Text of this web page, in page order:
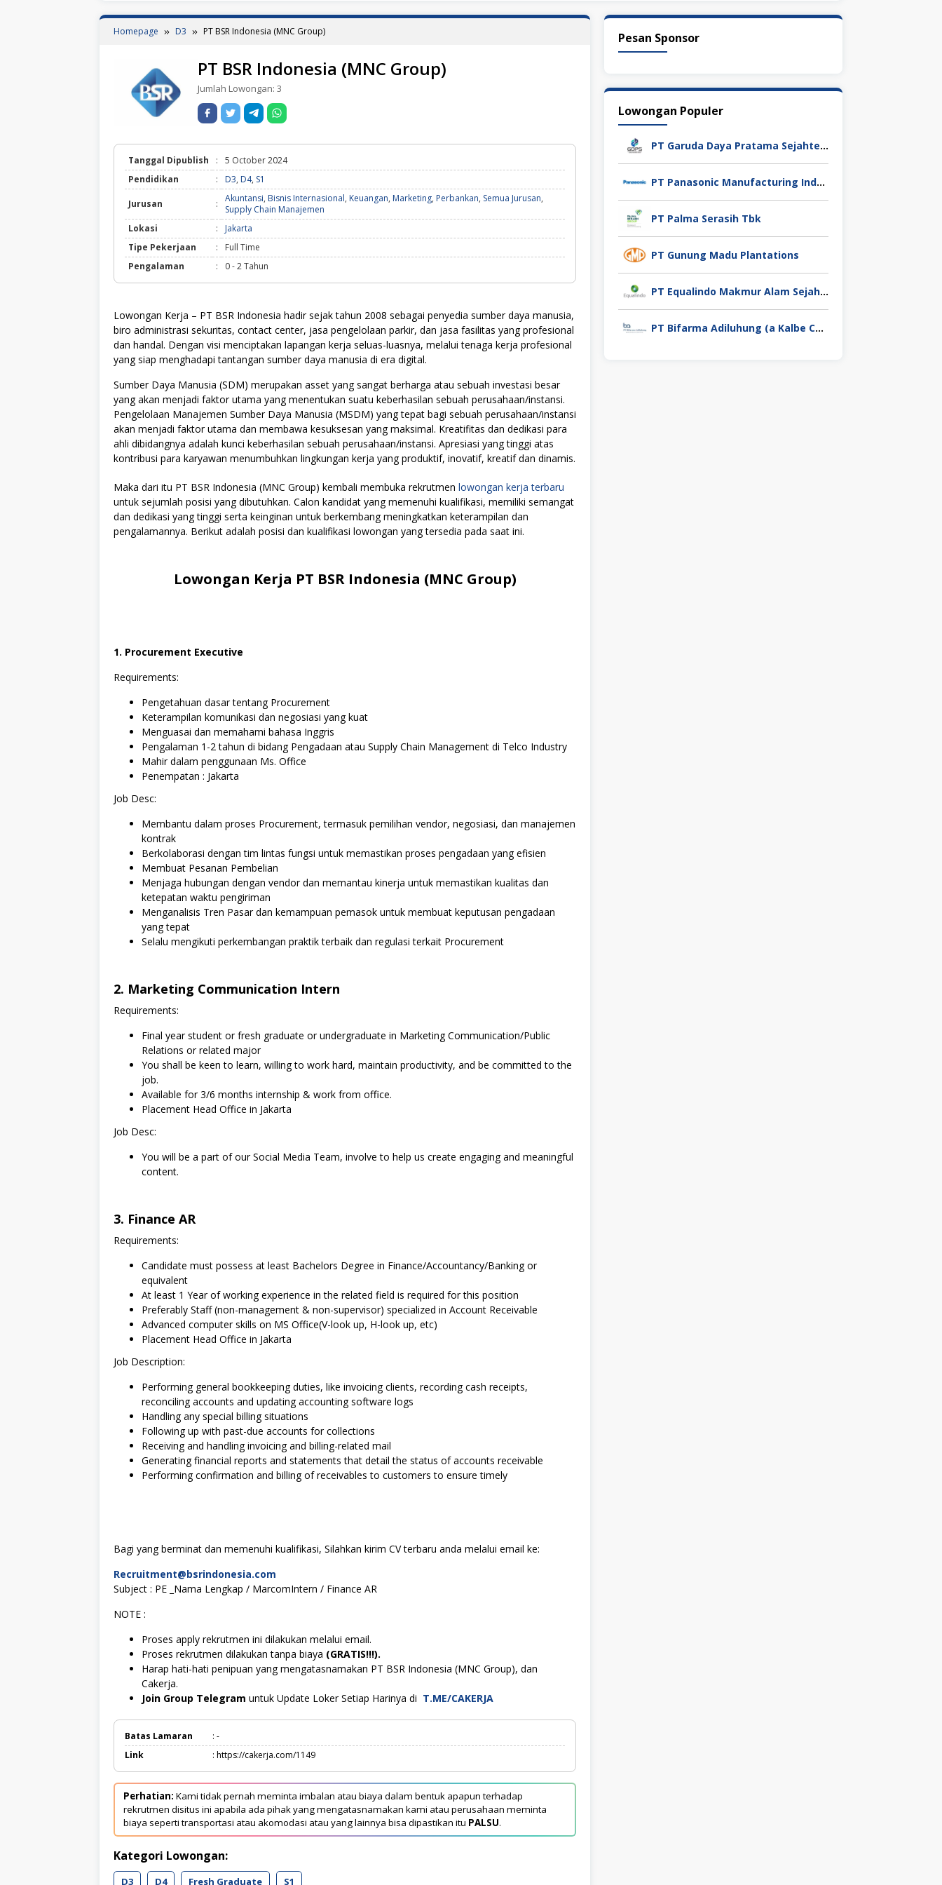
Homepage D3 PT BSR Indonesia (MNC Group)
PT BSR Indonesia (MNC Group)
Jumlah Lowongan: 3
Tanggal Dipublish :
5 October 2024
Pendidikan
: D3, D4, S1
Jurusan : Akuntansi, Bisnis Internasional, Keuangan, Marketing, Perbankan, Semua Jurusan,
Supply Chain Manajemen
Lokasi
:
Jakarta
Tipe Pekerjaan
:
Full Time
Pengalaman
: 0 - 2 Tahun
Lowongan Kerja – PT BSR Indonesia hadir sejak tahun 2008 sebagai penyedia sumber daya manusia,
biro administrasi sekuritas, contact center, jasa pengelolaan parkir, dan jasa fasilitas yang profesional
dan handal. Dengan visi menciptakan lapangan kerja seluas-luasnya, melalui tenaga kerja profesional
yang siap menghadapi tantangan sumber daya manusia di era digital.
Sumber Daya Manusia (SDM) merupakan asset yang sangat berharga atau sebuah investasi besar
yang akan menjadi faktor utama yang menentukan suatu keberhasilan sebuah perusahaan/instansi.
Pengelolaan Manajemen Sumber Daya Manusia (MSDM) yang tepat bagi sebuah perusahaan/instansi
akan menjadi faktor utama dan membawa kesuksesan yang maksimal. Kreatifitas dan dedikasi para
ahli dibidangnya adalah kunci keberhasilan sebuah perusahaan/instansi. Apresiasi yang tinggi atas
kontribusi para karyawan menumbuhkan lingkungan kerja yang produktif, inovatif, kreatif dan dinamis.
Maka dari itu PT BSR Indonesia (MNC Group) kembali membuka rekrutmen lowongan kerja terbaru
untuk sejumlah posisi yang dibutuhkan. Calon kandidat yang memenuhi kualifikasi, memiliki semangat
dan dedikasi yang tinggi serta keinginan untuk berkembang meningkatkan keterampilan dan
pengalamannya. Berikut adalah posisi dan kualifikasi lowongan yang tersedia pada saat ini.
Lowongan Kerja PT BSR Indonesia (MNC Group)
1. Procurement Executive
Requirements:
Pengetahuan dasar tentang Procurement
Keterampilan komunikasi dan negosiasi yang kuat
Menguasai dan memahami bahasa Inggris
Pengalaman 1-2 tahun di bidang Pengadaan atau Supply Chain Management di Telco Industry
Mahir dalam penggunaan Ms. Office
Penempatan : Jakarta
Job Desc:
Membantu dalam proses Procurement, termasuk pemilihan vendor, negosiasi, dan manajemen
kontrak
Berkolaborasi dengan tim lintas fungsi untuk memastikan proses pengadaan yang efisien
Membuat Pesanan Pembelian
Menjaga hubungan dengan vendor dan memantau kinerja untuk memastikan kualitas dan
ketepatan waktu pengiriman
Menganalisis Tren Pasar dan kemampuan pemasok untuk membuat keputusan pengadaan
yang tepat
Selalu mengikuti perkembangan praktik terbaik dan regulasi terkait Procurement
2. Marketing Communication Intern
Requirements:
Final year student or fresh graduate or undergraduate in Marketing Communication/Public
Relations or related major
You shall be keen to learn, willing to work hard, maintain productivity, and be committed to the
job.
Available for 3/6 months internship & work from office.
Placement Head Office in Jakarta
Job Desc:
You will be a part of our Social Media Team, involve to help us create engaging and meaningful
content.
3. Finance AR
Requirements:
Candidate must possess at least Bachelors Degree in Finance/Accountancy/Banking or
equivalent
At least 1 Year of working experience in the related field is required for this position
Preferably Staff (non-management & non-supervisor) specialized in Account Receivable
Advanced computer skills on MS Office(V-look up, H-look up, etc)
Placement Head Office in Jakarta
Job Description:
Performing general bookkeeping duties, like invoicing clients, recording cash receipts,
reconciling accounts and updating accounting software logs
Handling any special billing situations
Following up with past-due accounts for collections
Receiving and handling invoicing and billing-related mail
Generating financial reports and statements that detail the status of accounts receivable
Performing confirmation and billing of receivables to customers to ensure timely
Bagi yang berminat dan memenuhi kualifikasi, Silahkan kirim CV terbaru anda melalui email ke:
Recruitment@bsrindonesia.com
Subject : PE _Nama Lengkap / MarcomIntern / Finance AR
NOTE :
Proses apply rekrutmen ini dilakukan melalui email.
Proses rekrutmen dilakukan tanpa biaya (GRATIS!!!).
Harap hati-hati penipuan yang mengatasnamakan PT BSR Indonesia (MNC Group), dan
Cakerja.
Join Group Telegram untuk Update Loker Setiap Harinya di T.ME/CAKERJA
Batas Lamaran
: -
Link
: https://cakerja.com/1149
Perhatian: Kami tidak pernah meminta imbalan atau biaya dalam bentuk apapun terhadap
rekrutmen disitus ini apabila ada pihak yang mengatasnamakan kami atau perusahaan meminta
biaya seperti transportasi atau akomodasi atau yang lainnya bisa dipastikan itu PALSU.
Kategori Lowongan:
D3 D4 Fresh Graduate S1
Pesan Sponsor
Lowongan Populer
PT Garuda Daya Pratama Sejahtera
PT Panasonic Manufacturing Indonesia
PT Palma Serasih Tbk
PT Gunung Madu Plantations
PT Equalindo Makmur Alam Sejahtera (Equalindo Group)
PT Bifarma Adiluhung (a Kalbe Company)